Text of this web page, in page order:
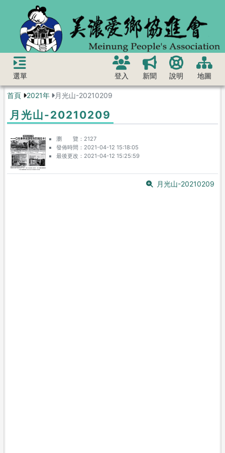
選單 登入 新聞 說明 地圖
首頁 2021年 月光山-20210209
月光山-20210209
瀏 覽
2127
發佈時間
2021-04-12 15:18:05
最後更改
2021-04-12 15:25:59
月光山-20210209